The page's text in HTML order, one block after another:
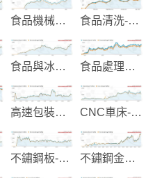
食品機械製造商 食品清洗-削皮-削片加工設備
食品與冰品加工設備 食品處理加工機械
高速包裝機械 CNC車床-銑床加工機械
不鏽鋼板-鋼捲-鋼帶 不鏽鋼金屬欄杆圓管配件